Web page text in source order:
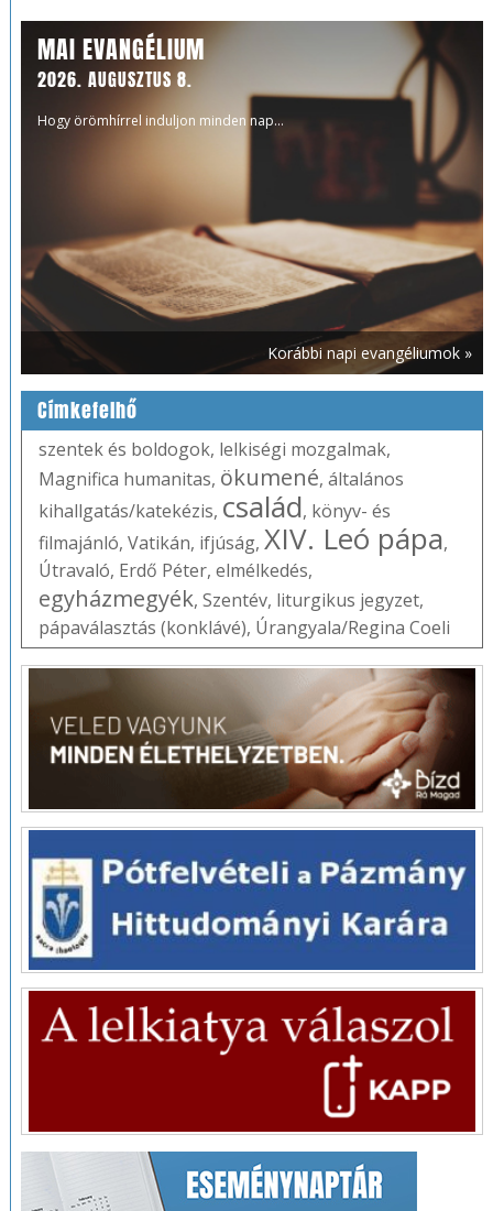
MAI EVANGÉLIUM
2026. AUGUSZTUS 8.
Hogy örömhírrel induljon minden nap...
Korábbi napi evangéliumok »
Címkefelhő
szentek és boldogok, lelkiségi mozgalmak,
Magnifica humanitas, ökumené, általános
kihallgatás/katekézis, család, könyv- és
filmajánló, Vatikán, ifjúság, XIV. Leó pápa,
Útravaló, Erdő Péter, elmélkedés,
egyházmegyék, Szentév, liturgikus jegyzet,
pápaválasztás (konklávé), Úrangyala/Regina Coeli